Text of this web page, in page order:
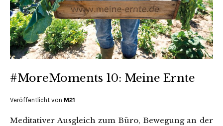
#MoreMoments 10: Meine Ernte
Veröffentlicht von M21
Meditativer Ausgleich zum Büro, Bewegung an der